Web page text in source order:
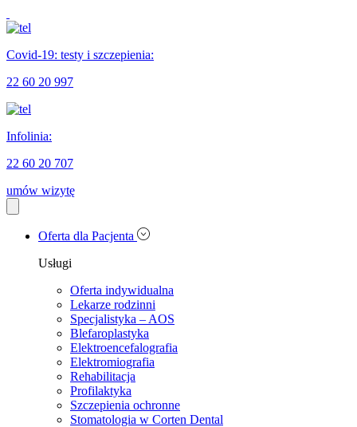
Covid-19: testy i szczepienia:
22 60 20 997
Infolinia:
22 60 20 707
umów wizytę
Oferta dla Pacjenta
Usługi
Oferta indywidualna
Lekarze rodzinni
Specjalistyka – AOS
Blefaroplastyka
Elektroencefalografia
Elektromiografia
Rehabilitacja
Profilaktyka
Szczepienia ochronne
Stomatologia w Corten Dental